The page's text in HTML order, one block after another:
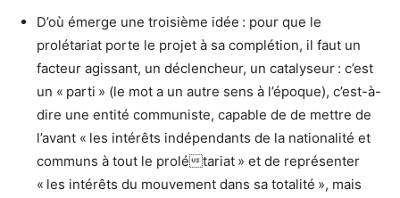
D’où émerge une troisième idée : pour que le
prolétariat porte le projet à sa complétion, il faut un
facteur agissant, un déclencheur, un catalyseur : c’est
un « parti » (le mot a un autre sens à l’époque), c’est-à-
dire une entité communiste, capable de de mettre de
l’avant « les intérêts indépendants de la nationalité et
communs à tout le prolétariat » et de représenter
« les intérêts du mouvement dans sa totalité », mais